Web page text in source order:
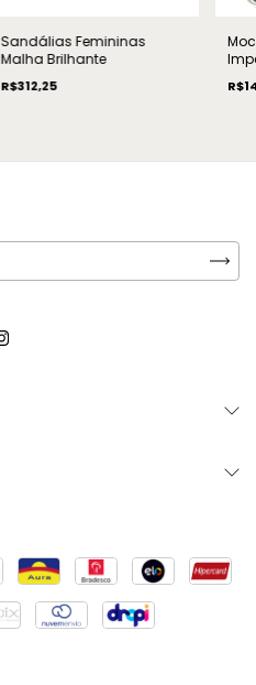
Sandálias Femininas
Malha Brilhante
R$312,25